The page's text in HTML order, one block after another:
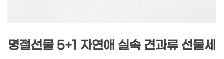
명절선물 5+1 자연애 실속 견과류 선물세